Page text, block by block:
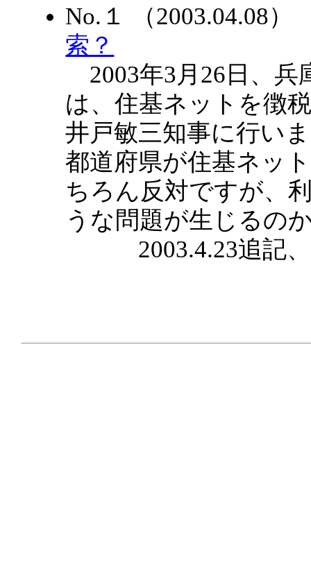
No.１ （
索？
2003年3月26日、兵
は、住基ネットを徴
井戸敏三知事に行い
都道府県が住基ネッ
ちろん反対ですが、
うな問題が生じるの
2003.4.23追記、